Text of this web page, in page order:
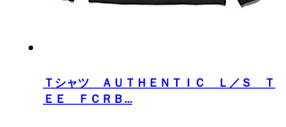
Ｔシャツ ＡＵＴＨＥＮＴＩＣ Ｌ／Ｓ Ｔ
ＥＥ ＦＣＲＢ...